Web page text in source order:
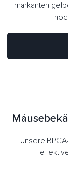
markanten
Unsere